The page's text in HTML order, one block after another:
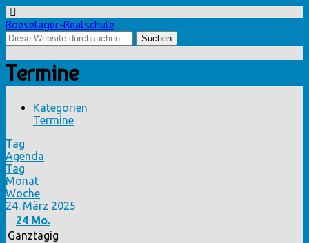
Boeselager-Realschule
Termine
Kategorien
Termine
Tag
Agenda
Tag
Monat
Woche
24. März 2025
24 Mo.
Ganztägig